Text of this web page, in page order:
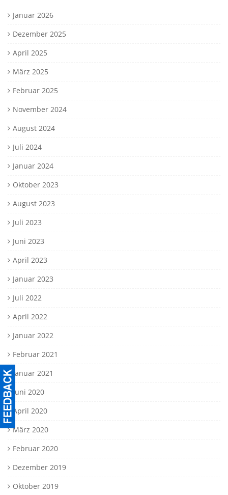
Januar 2026
Dezember 2025
April 2025
März 2025
Februar 2025
November 2024
August 2024
Juli 2024
Januar 2024
Oktober 2023
August 2023
Juli 2023
Juni 2023
April 2023
Januar 2023
Juli 2022
April 2022
Januar 2022
Februar 2021
Januar 2021
Juni 2020
April 2020
März 2020
Februar 2020
Dezember 2019
Oktober 2019